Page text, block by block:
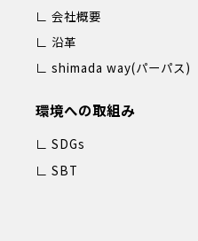
∟ 会社概要
∟ 沿革
∟ shimada way(パーパス)
環境への取組み
∟ SDGs
∟ SBT